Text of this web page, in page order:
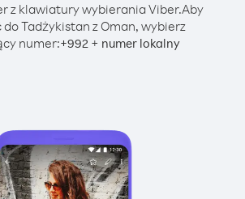
z klawiatury wybierania Viber.Aby
Tadżykistan z Oman, wybierz
numer:+992 + numer lokalny